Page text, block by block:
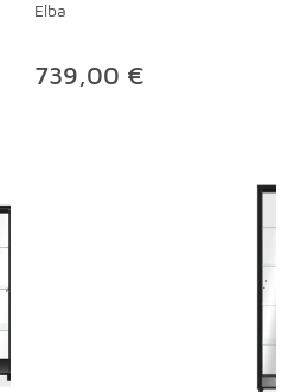
Elba
739,00 €